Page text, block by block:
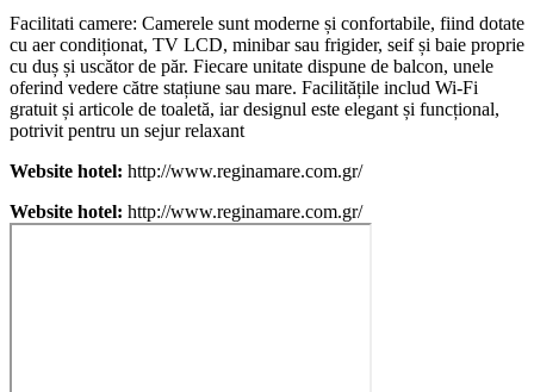
Facilitati camere: Camerele sunt moderne și confortabile, fiind dotate
cu aer condiționat, TV LCD, minibar sau frigider, seif și baie proprie
cu duș și uscător de păr. Fiecare unitate dispune de balcon, unele
oferind vedere către stațiune sau mare. Facilitățile includ Wi-Fi
gratuit și articole de toaletă, iar designul este elegant și funcțional,
potrivit pentru un sejur relaxant
Website hotel: http://www.reginamare.com.gr/
Website hotel: http://www.reginamare.com.gr/